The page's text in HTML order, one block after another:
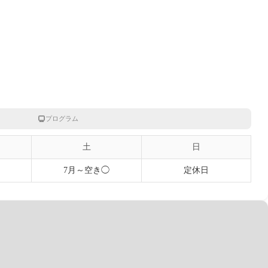
プログラム
土 日
7月～空き◯ 定休日